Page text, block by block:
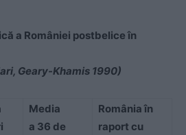
a României postbelice în
Geary-Khamis 1990)
Media
a 36 de
România în
raport cu